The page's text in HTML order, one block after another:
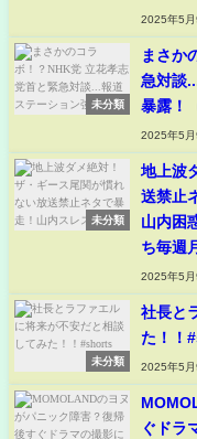
2025年5月
未分類
まさか
急対談
暴露！
2025年5月
未分類
地上波
送禁止
山内困
ち毎週
2025年5月
未分類
社長と
た！！
2025年5月
ぐドラ